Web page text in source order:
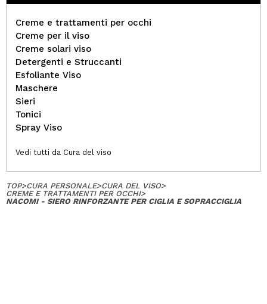
Creme e trattamenti per occhi
Creme per il viso
Creme solari viso
Detergenti e Struccanti
Esfoliante Viso
Maschere
Sieri
Tonici
Spray Viso
Vedi tutti da Cura del viso
TOP>CURA PERSONALE>CURA DEL VISO>
CREME E TRATTAMENTI PER OCCHI>
NACOMI - SIERO RINFORZANTE PER CIGLIA E SOPRACCIGLIA